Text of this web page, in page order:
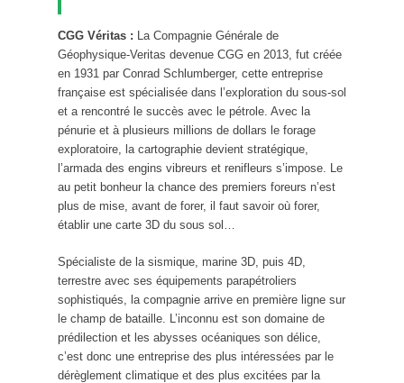
CGG Véritas : La Compagnie Générale de
Géophysique-Veritas devenue CGG en 2013, fut créée
en 1931 par Conrad Schlumberger, cette entreprise
française est spécialisée dans l’exploration du sous-sol
et a rencontré le succès avec le pétrole. Avec la
pénurie et à plusieurs millions de dollars le forage
exploratoire, la cartographie devient stratégique,
l’armada des engins vibreurs et renifleurs s’impose. Le
au petit bonheur la chance des premiers foreurs n’est
plus de mise, avant de forer, il faut savoir où forer,
établir une carte 3D du sous sol…
Spécialiste de la sismique, marine 3D, puis 4D,
terrestre avec ses équipements parapétroliers
sophistiqués, la compagnie arrive en première ligne sur
le champ de bataille. L’inconnu est son domaine de
prédilection et les abysses océaniques son délice,
c’est donc une entreprise des plus intéressées par le
dérèglement climatique et des plus excitées par la